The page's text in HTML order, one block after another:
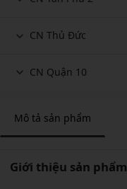
CN Thủ Đức
CN Quận 10
Mô tả sản phẩm
Giới thiệu sản phẩm